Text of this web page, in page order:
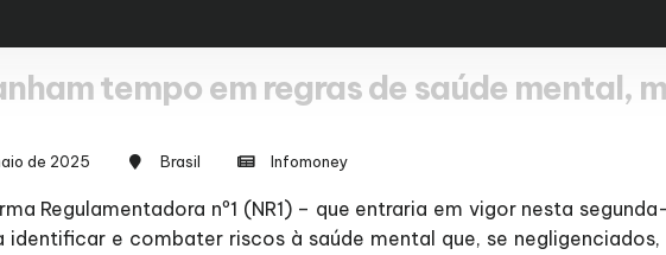
tempo em regras de saúde mental,
de 2025 Brasil Infomoney
Regulamentadora nº1 (NR1) – que entraria em vigor nesta
identificar e combater riscos à saúde mental que, se